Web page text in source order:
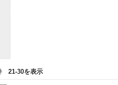
21-30を表示